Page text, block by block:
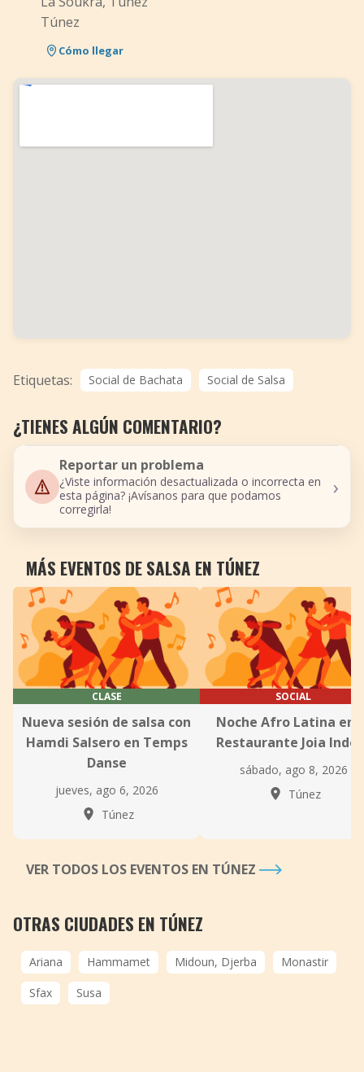
Túnez
Cómo llegar
Etiquetas: Social de Bachata Social de Salsa
¿TIENES ALGÚN COMENTARIO?
Reportar un problema
¿Viste información desactualizada o incorrecta en
esta página? ¡Avísanos para que podamos
corregirla!
›
MÁS EVENTOS DE SALSA EN TÚNEZ
CLASE
Nueva sesión de salsa con
Hamdi Salsero en Temps
Danse
jueves, ago 6, 2026
Túnez
SOCIAL
Noche Afro Latina en
Restaurante Joia
sábado, ago 8, 2026
Túnez
VER TODOS LOS EVENTOS EN TÚNEZ
OTRAS CIUDADES EN TÚNEZ
Ariana Hammamet Midoun, Djerba
Monastir
Sfax
Susa